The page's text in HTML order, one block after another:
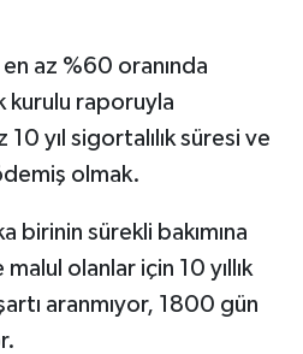
az %60 oranında
kurulu raporuyla
yıl sigortalılık süresi ve
olmak.
birinin sürekli bakımına
olanlar için 10 yıllık
aranmıyor, 1800 gün